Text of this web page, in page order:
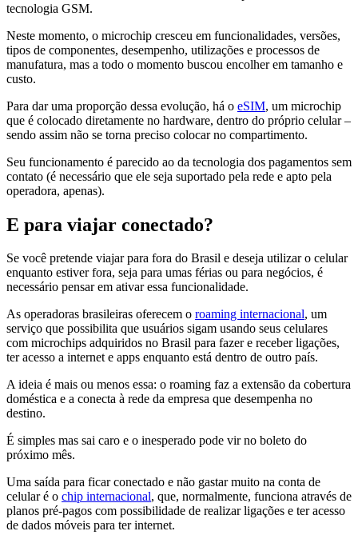
tecnologia GSM.
Neste momento, o microchip cresceu em funcionalidades, versões,
tipos de componentes, desempenho, utilizações e processos de
manufatura, mas a todo o momento buscou encolher em tamanho e
custo.
Para dar uma proporção dessa evolução, há o eSIM, um microchip
que é colocado diretamente no hardware, dentro do próprio celular –
sendo assim não se torna preciso colocar no compartimento.
Seu funcionamento é parecido ao da tecnologia dos pagamentos sem
contato (é necessário que ele seja suportado pela rede e apto pela
operadora, apenas).
E para viajar conectado?
Se você pretende viajar para fora do Brasil e deseja utilizar o celular
enquanto estiver fora, seja para umas férias ou para negócios, é
necessário pensar em ativar essa funcionalidade.
As operadoras brasileiras oferecem o roaming internacional, um
serviço que possibilita que usuários sigam usando seus celulares
com microchips adquiridos no Brasil para fazer e receber ligações,
ter acesso a internet e apps enquanto está dentro de outro país.
A ideia é mais ou menos essa: o roaming faz a extensão da cobertura
doméstica e a conecta à rede da empresa que desempenha no
destino.
É simples mas sai caro e o inesperado pode vir no boleto do
próximo mês.
Uma saída para ficar conectado e não gastar muito na conta de
celular é o chip internacional, que, normalmente, funciona através de
planos pré-pagos com possibilidade de realizar ligações e ter acesso
de dados móveis para ter internet.